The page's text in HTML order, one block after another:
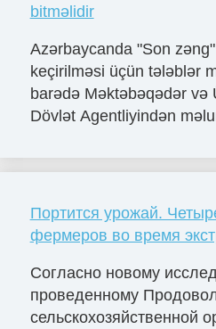
bitməlidir
Azərbaycanda "Son
keçirilməsi üçün tələblər
barədə Məktəbəqədər və
Dövlət Agentliyindən
Портится урожай.
фермеров во время
Согласно новому
проведенному
сельскохозяйственной